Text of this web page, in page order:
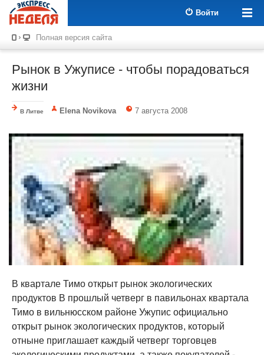
Войти
Полная версия сайта
Рынок в Ужуписе - чтобы порадоваться
жизни
В Литве Elena Novikova 7 августа 2008
В квартале Тимо открыт рынок экологических
продуктов В прошлый четверг в павильонах квартала
Тимо в вильнюсском районе Ужупис официально
открыт рынок экологических продуктов, который
отныне приглашает каждый четверг торговцев